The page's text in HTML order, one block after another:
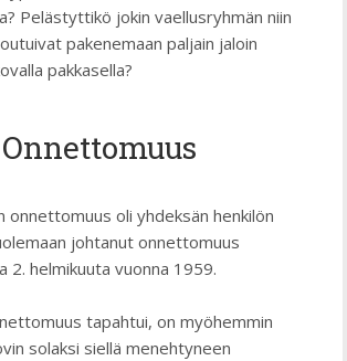
Pelästyttikö jokin vaellusryhmän niin
pakenemaan paljain jaloin
pakkasella?
Onnettomuus
onnettomuus oli yhdeksän henkilön
johtanut onnettomuus
2. helmikuuta vuonna 1959.
tapahtui, on myöhemmin
solaksi siellä menehtyneen